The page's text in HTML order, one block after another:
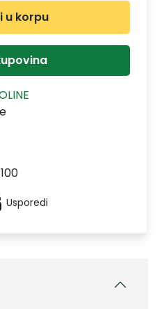
u korpu
Usporedi